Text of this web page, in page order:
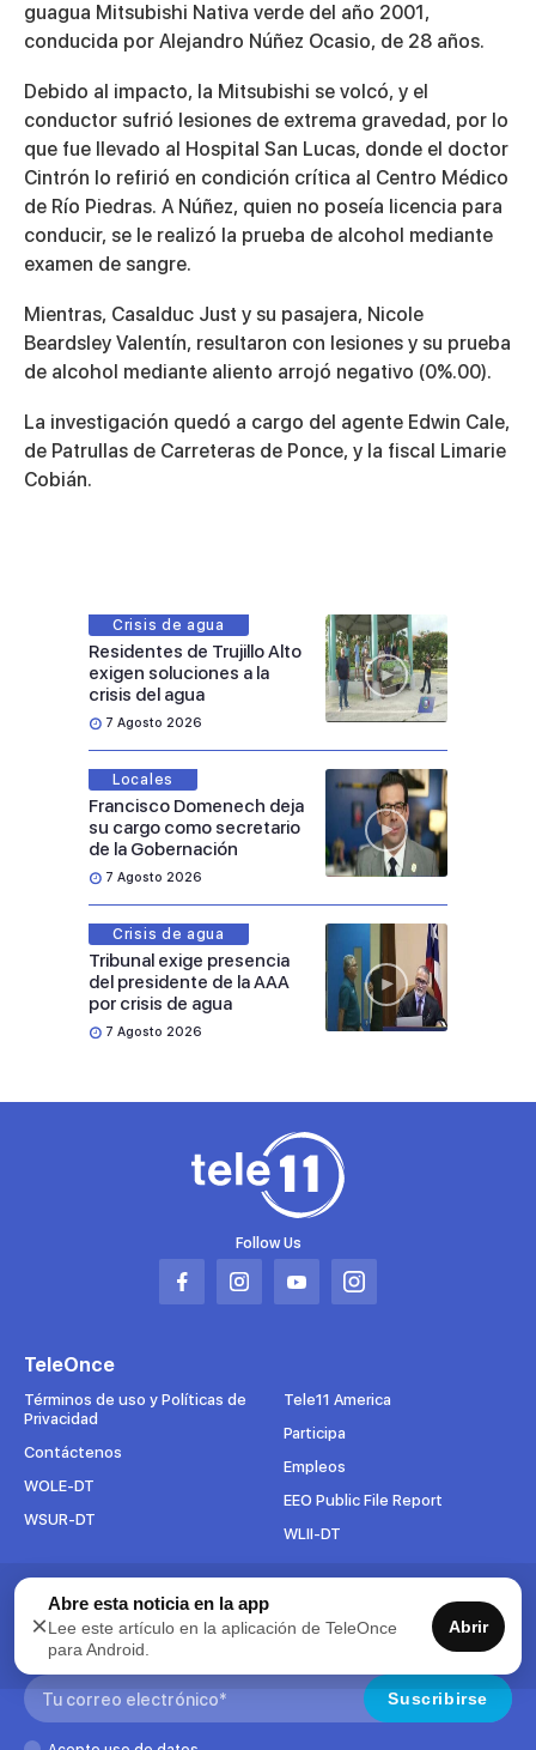
guagua Mitsubishi Nativa verde del año 2001,
conducida por Alejandro Núñez Ocasio, de 28 años.
Debido al impacto, la Mitsubishi se volcó, y el
conductor sufrió lesiones de extrema gravedad, por lo
que fue llevado al Hospital San Lucas, donde el doctor
Cintrón lo refirió en condición crítica al Centro Médico
de Río Piedras. A Núñez, quien no poseía licencia para
conducir, se le realizó la prueba de alcohol mediante
examen de sangre.
Mientras, Casalduc Just y su pasajera, Nicole
Beardsley Valentín, resultaron con lesiones y su prueba
de alcohol mediante aliento arrojó negativo (0%.00).
La investigación quedó a cargo del agente Edwin Cale,
de Patrullas de Carreteras de Ponce, y la fiscal Limarie
Cobián.
Crisis de agua
Residentes de Trujillo Alto
exigen soluciones a la
crisis del agua
7 Agosto 2026
Locales
Francisco Domenech deja
su cargo como secretario
de la Gobernación
7 Agosto 2026
Crisis de agua
Tribunal exige presencia
del presidente de la AAA
por crisis de agua
7 Agosto 2026
Follow Us
Abrir
pestaña
Abrir
pestaña
Abrir
pestaña
Abrir
pestaña
TeleOnce
Términos de uso y Políticas de
Privacidad
Contáctenos
WOLE-DT
WSUR-DT
Tele11 America
Participa
Empleos
EEO Public File Report
WLII-DT
Suscríbete al boletín
Para mantenerse al tanto de todo lo que pasa en TeleOnce,
suscríbase ahora a nuestros boletines.
Search: Suscribirse
×
Abre esta noticia en la app
Lee este artículo en la aplicación de TeleOnce
para Android.
Abrir